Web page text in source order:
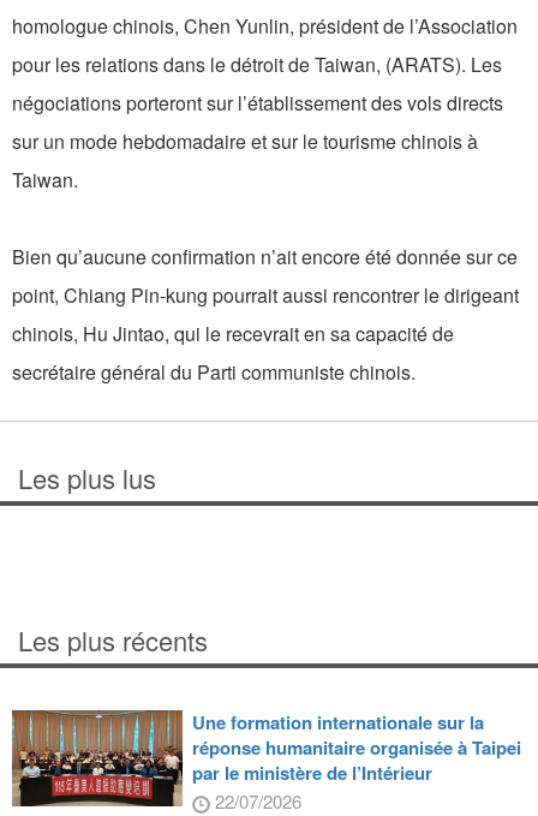
homologue chinois, Chen Yunlin, président de l’Association
pour les relations dans le détroit de Taiwan, (ARATS). Les
négociations porteront sur l’établissement des vols directs
sur un mode hebdomadaire et sur le tourisme chinois à
Taiwan.
Bien qu’aucune confirmation n’ait encore été donnée sur ce
point, Chiang Pin-kung pourrait aussi rencontrer le dirigeant
chinois, Hu Jintao, qui le recevrait en sa capacité de
secrétaire général du Parti communiste chinois.
Les plus lus
Les plus récents
Une formation internationale sur la
réponse humanitaire organisée à Taipei
par le ministère de l’Intérieur
22/07/2026